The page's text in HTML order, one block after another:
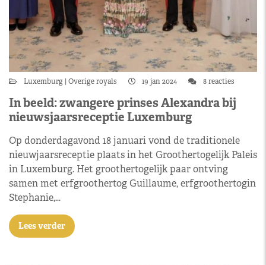
Luxemburg Overige royals 19 jan 2024 8 reacties
In beeld: zwangere prinses Alexandra bij
nieuwsjaarsreceptie Luxemburg
Op donderdagavond 18 januari vond de traditionele
nieuwjaarsreceptie plaats in het Groothertogelijk Paleis
in Luxemburg. Het groothertogelijk paar ontving
samen met erfgroothertog Guillaume, erfgroothertogin
Stephanie,…
Lees verder